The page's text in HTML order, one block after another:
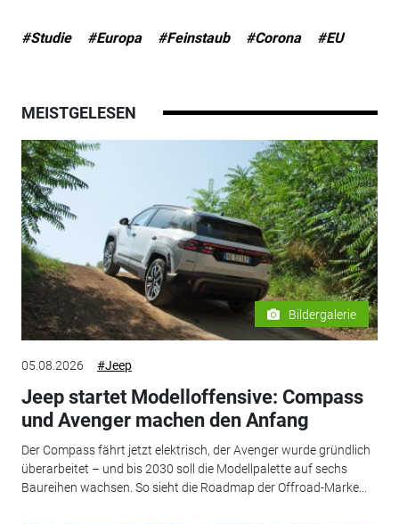
#Studie #Europa #Feinstaub #Corona #EU
MEISTGELESEN
Bildergalerie
05.08.2026 #Jeep
Jeep startet Modelloffensive: Compass
und Avenger machen den Anfang
Der Compass fährt jetzt elektrisch, der Avenger wurde gründlich
überarbeitet – und bis 2030 soll die Modellpalette auf sechs
Baureihen wachsen. So sieht die Roadmap der Offroad-Marke...